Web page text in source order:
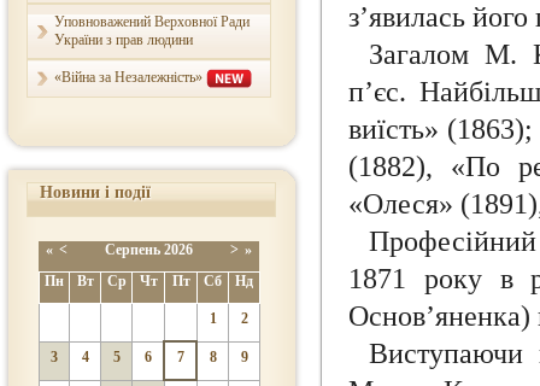
Уповноважений Верховної Ради
України з прав людини
«Війна за Незалежність»
Новини і події
« < Серпень2026 > »
Пн
Вт Ср Чт Пт Сб Нд
1 2
3 4 5 6 7 8 9
з’явилась
Загалом М.
п’єс.
виїсть»
(1882), «По
«Олеся»
1871 року в
Виступаючи